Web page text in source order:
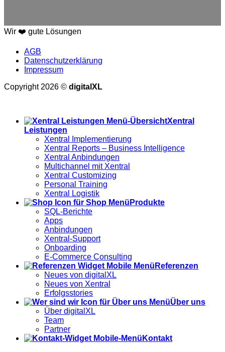
Wir ❤️ gute Lösungen
AGB
Datenschutzerklärung
Impressum
Copyright 2026 © digitalXL
Xentral
Leistungen
Xentral Implementierung
Xentral Reports – Business Intelligence
Xentral Anbindungen
Multichannel mit Xentral
Xentral Customizing
Personal Training
Xentral Logistik
Produkte
SQL-Berichte
Apps
Anbindungen
Xentral-Support
Onboarding
E-Commerce Consulting
Referenzen
Neues von digitalXL
Neues von Xentral
Erfolgsstories
Über uns
Über digitalXL
Team
Partner
Kontakt